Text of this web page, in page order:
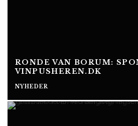
RONDE VAN BORUM:
VINPUSHEREN.DK
NYHEDER